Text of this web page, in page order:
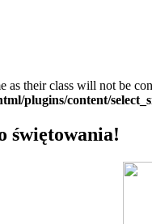
as their class will not be
plugins/content/
świętowania!